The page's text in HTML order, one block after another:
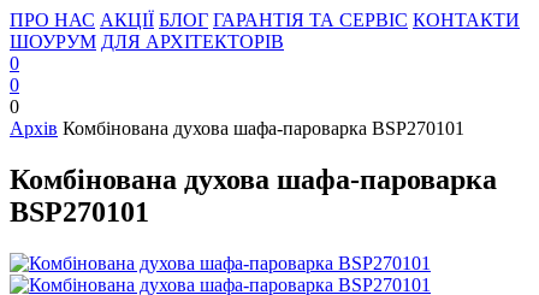
ПРО НАС АКЦІЇ БЛОГ ГАРАНТІЯ ТА СЕРВІС КОНТАКТИ
ШОУРУМ ДЛЯ АРХІТЕКТОРІВ
0
0
0
Архів Комбінована духова шафа-пароварка BSP270101
Комбінована духова шафа-пароварка
BSP270101